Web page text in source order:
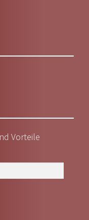
Vorteile